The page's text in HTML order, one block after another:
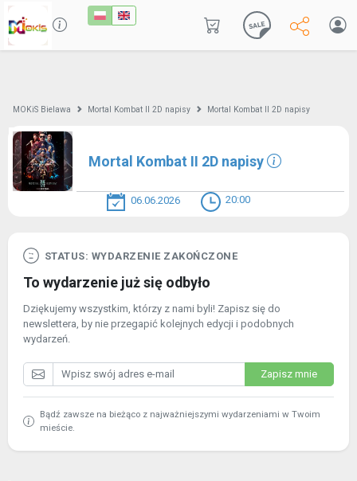
MOKiS Bielawa Mortal Kombat II 2D napisy Mortal Kombat II 2D napisy
Mortal Kombat II 2D napisy
06.06.2026 20:00
STATUS: WYDARZENIE ZAKOŃCZONE
To wydarzenie już się odbyło
Dziękujemy wszystkim, którzy z nami byli! Zapisz się do
newslettera, by nie przegapić kolejnych edycji i podobnych
wydarzeń.
Zapisz mnie
Bądź zawsze na bieżąco z najważniejszymi wydarzeniami w Twoim
mieście.